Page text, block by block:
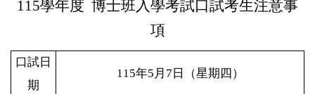
11 5學年度 博士班入學考試口試考生注意事
項
口試日
期
115年5月7日（星期四）